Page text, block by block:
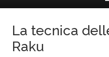
La tecnica
Raku